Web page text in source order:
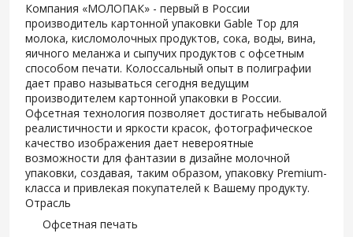
Компания «МОЛОПАК» - первый в России
производитель картонной упаковки Gable Top для
молока, кисломолочных продуктов, сока, воды, вина,
яичного меланжа и сыпучих продуктов с офсетным
способом печати. Колоссальный опыт в полиграфии
дает право называться сегодня ведущим
производителем картонной упаковки в России.
Офсетная технология позволяет достигать небывалой
реалистичности и яркости красок, фотографическое
качество изображения дает невероятные
возможности для фантазии в дизайне молочной
упаковки, создавая, таким образом, упаковку Premium-
класса и привлекая покупателей к Вашему продукту.
Отрасль
Офсетная печать